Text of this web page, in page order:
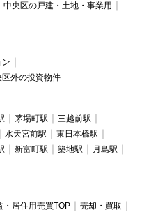
中央区の戸建・土地・事業用
ン
区外の投資物件
茅場町駅
三越前駅
水天宮前駅
東日本橋駅
新富町駅 築地駅
月島駅
・居住用売買TOP
売却・買取